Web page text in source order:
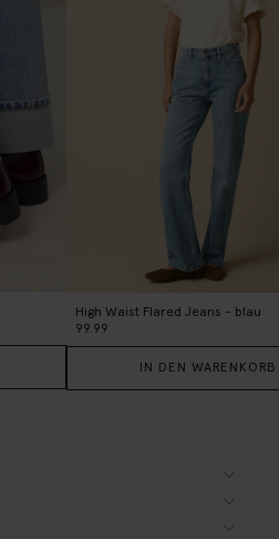
High Waist Flared Jeans - blau
99.99
IN DEN WARENKORB